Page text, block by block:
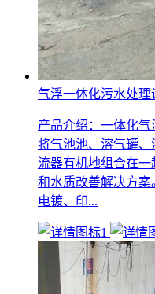
气浮一体化污水处理
产品介绍：一体化气
将气池池、溶气罐
流器有机地组合在
和水质改善解决方
电镀、印...